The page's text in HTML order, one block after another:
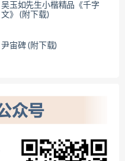
吴玉如先生小楷精品《千字
文》 (附下载)
尹宙碑 (附下载)